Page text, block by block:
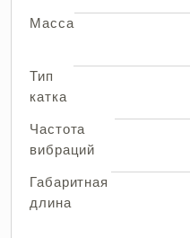
Масса
Тип
катка
Частота
вибраций
Габаритная
длина